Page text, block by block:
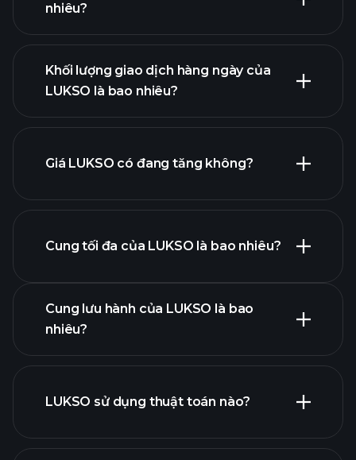
nhiêu?
danh
sách tiền điện tử
Khối lượng giao dịch hàng ngày của
LUKSO là bao nhiêu?
danh
Giá LUKSO có đang tăng không?
Cung tối đa của LUKSO là bao nhiêu?
Cung lưu hành của LUKSO là bao
nhiêu?
LUKSO sử dụng thuật toán nào?